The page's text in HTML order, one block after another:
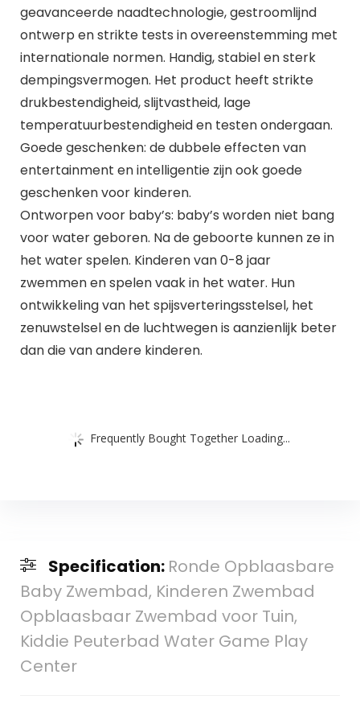
geavanceerde naadtechnologie, gestroomlijnd
ontwerp en strikte tests in overeenstemming met
internationale normen. Handig, stabiel en sterk
dempingsvermogen. Het product heeft strikte
drukbestendigheid, slijtvastheid, lage
temperatuurbestendigheid en testen ondergaan.
Goede geschenken: de dubbele effecten van
entertainment en intelligentie zijn ook goede
geschenken voor kinderen.
Ontworpen voor baby’s: baby’s worden niet bang
voor water geboren. Na de geboorte kunnen ze in
het water spelen. Kinderen van 0-8 jaar
zwemmen en spelen vaak in het water. Hun
ontwikkeling van het spijsverteringsstelsel, het
zenuwstelsel en de luchtwegen is aanzienlijk beter
dan die van andere kinderen.
Frequently Bought Together Loading...
Specification: Ronde Opblaasbare
Baby Zwembad, Kinderen Zwembad
Opblaasbaar Zwembad voor Tuin,
Kiddie Peuterbad Water Game Play
Center